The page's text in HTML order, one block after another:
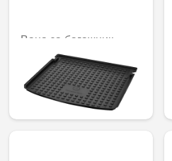
Вана за багажник,
плоска
144,00 € /
281,64 лв.